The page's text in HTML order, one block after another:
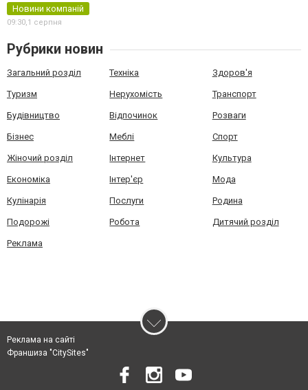
Новини компаній
09:30, 1 серпня
Рубрики новин
Загальний розділ Техніка Здоров'я
Туризм Нерухомість Транспорт
Будівництво Відпочинок Розваги
Бізнес Меблі Спорт
Жіночий розділ Інтернет Культура
Економіка Інтер'єр Мода
Кулінарія Послуги Родина
Подорожі Робота Дитячий розділ
Реклама
Реклама на сайті
Франшиза "CitySites"